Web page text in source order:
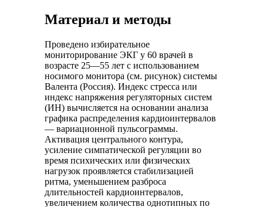
Материал и методы
Проведено избирательное
мониторирование ЭКГ у 60 врачей в
возрасте 25—55 лет с использованием
носимого монитора (см. рисунок) системы
Валента (Россия). Индекс стресса или
индекс напряжения регуляторных систем
(ИН) вычисляется на основании анализа
графика распределения кардиоинтервалов
— вариационной пульсограммы.
Активация центрального контура,
усиление симпатической регуляции во
время психических или физических
нагрузок проявляется стабилизацией
ритма, уменьшением разброса
длительностей кардиоинтервалов,
увеличением количества однотипных по